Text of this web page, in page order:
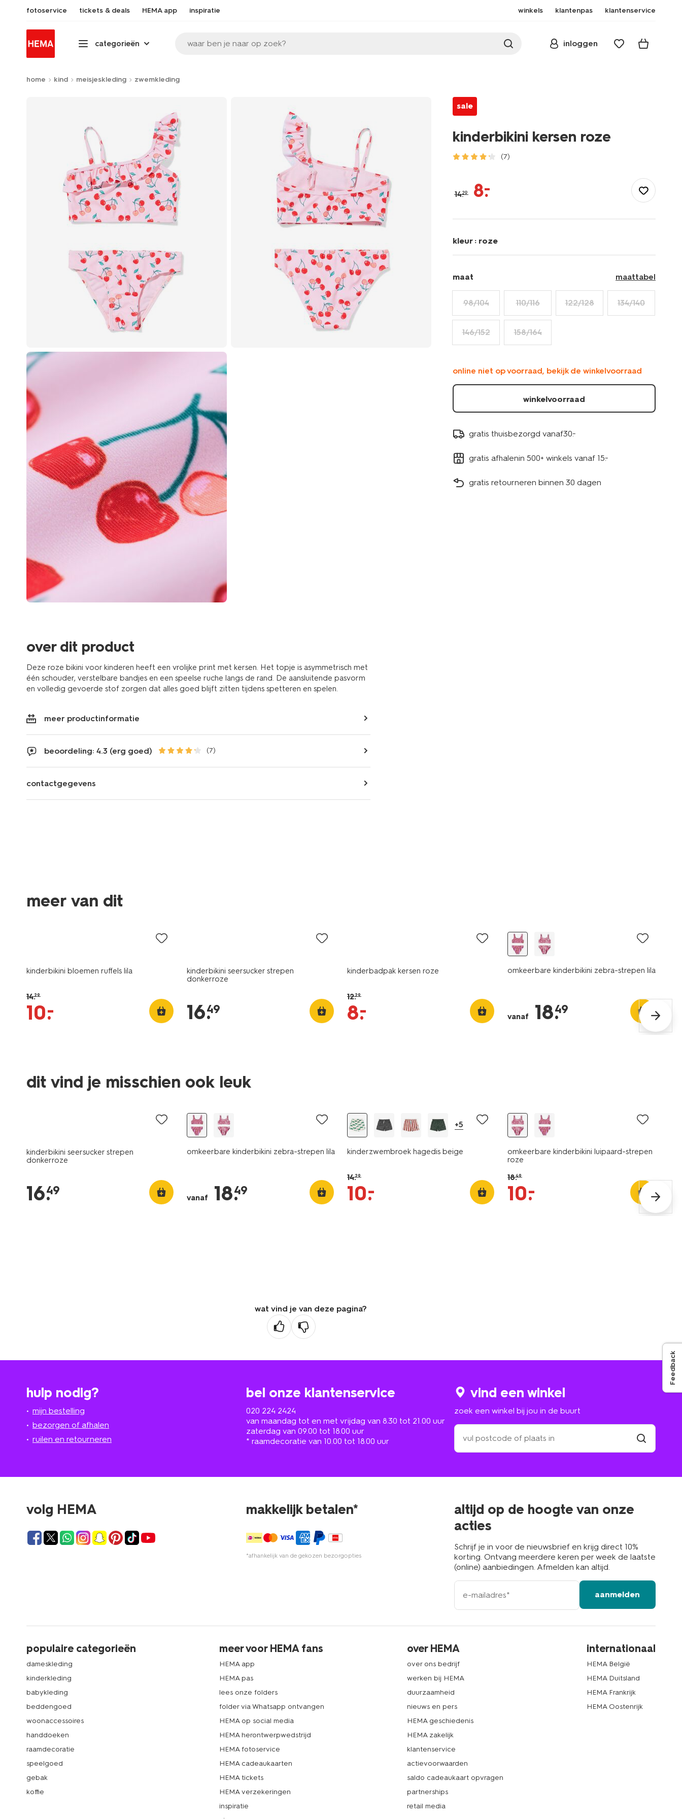
fotoservice tickets & deals HEMA app inspiratie winkels klantenpas klantenservice
categorieën waar ben je naar op zoek? inloggen
home kind meisjeskleding zwemkleding
over dit product
Deze roze bikini voor kinderen heeft een vrolijke print met kersen. Het topje is asymmetrisch met
één schouder, verstelbare bandjes en een speelse ruche langs de rand. De aansluitende pasvorm
en volledig gevoerde stof zorgen dat alles goed blijft zitten tijdens spetteren en spelen.
meer productinformatie
beoordeling: 4.3 (erg goed) (7)
contactgegevens
sale
kinderbikini kersen roze
(7)
badpakken/kinderbikini-
14.29 8.
–
kleur : roze
maat maattabel
98/104 110/116 122/128 134/140
146/152 158/164
online niet op voorraad, bekijk de winkelvoorraad
winkelvoorraad
gratis thuisbezorgd vanaf30.-
gratis afhalenin 500+ winkels vanaf 15.-
gratis retourneren binnen 30 dagen
meer van dit
kinderbikini bloemen ruffels lila
14.29
10.
–
kinderbikini seersucker strepen
donkerroze
16.
49
kinderbadpak kersen roze
12.29
8.
–
omkeerbare kinderbikini zebra-strepen lila
vanaf 18.
49
dit vind je misschien ook leuk
kinderbikini seersucker strepen
donkerroze
16.
49
omkeerbare kinderbikini zebra-strepen lila
vanaf 18.
49
+5
kinderzwembroek hagedis beige
14.29
10.
–
omkeerbare kinderbikini luipaard-strepen
roze
18.49
10.
–
wat vind je van deze pagina?
hulp nodig?
mijn bestelling
bezorgen of afhalen
ruilen en retourneren
bel onze klantenservice
020 224 2424
van maandag tot en met vrijdag van 8.30 tot 21.00 uur
zaterdag van 09.00 tot 18.00 uur
* raamdecoratie van 10.00 tot 18.00 uur
vind een winkel
zoek een winkel bij jou in de buurt
zoek
een
winkel
in
volg HEMA makkelijk betalen*
*afhankelijk van de gekozen bezorgopties
altijd op de hoogte van onze
acties
Schrijf je in voor de nieuwsbrief en krijg direct 10%
korting. Ontvang meerdere keren per week de laatste
(online) aanbiedingen. Afmelden kan altijd.
e-
mailadres
aanmelden
populaire categorieën
dameskleding
kinderkleding
babykleding
beddengoed
woonaccessoires
handdoeken
raamdecoratie
speelgoed
gebak
koffie
meer voor HEMA fans
HEMA app
HEMA pas
lees onze folders
folder via Whatsapp ontvangen
HEMA op social media
HEMA herontwerpwedstrijd
HEMA fotoservice
HEMA cadeaukaarten
HEMA tickets
HEMA verzekeringen
inspiratie
over HEMA
over ons bedrijf
werken bij HEMA
duurzaamheid
nieuws en pers
HEMA geschiedenis
HEMA zakelijk
klantenservice
actievoorwaarden
saldo cadeaukaart opvragen
partnerships
retail media
internationaal
HEMA België
HEMA Duitsland
HEMA Frankrijk
HEMA Oostenrijk
Feedback